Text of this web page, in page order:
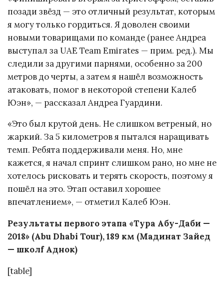
позади звёзд — это отличный результат, которым
я могу только гордиться. Я доволен своими
новыми товарищами по команде (ранее Андреа
выступал за UAE Team Emirates — прим. ред.). Мы
следили за другими парнями, особенно за 200
метров до черты, а затем я нашёл возможность
атаковать, помог в некоторой степени Калеб
Юэн», — рассказал Андреа Гуардини.
«Это был крутой день. Не слишком ветреный, но
жаркий. За 5 километров я пытался наращивать
темп. Ребята поддерживали меня. Но, мне
кажется, я начал спринт слишком рано, но мне не
хотелось рисковать и терять скорость, поэтому я
пошёл на это. Этап оставил хорошее
впечатлением», — отметил Калеб Юэн.
Результаты первого этапа «Тура Абу-Даби —
2018» (Abu Dhabi Tour), 189 км (Мадинат Зайед
— школf Аднок)
[table]